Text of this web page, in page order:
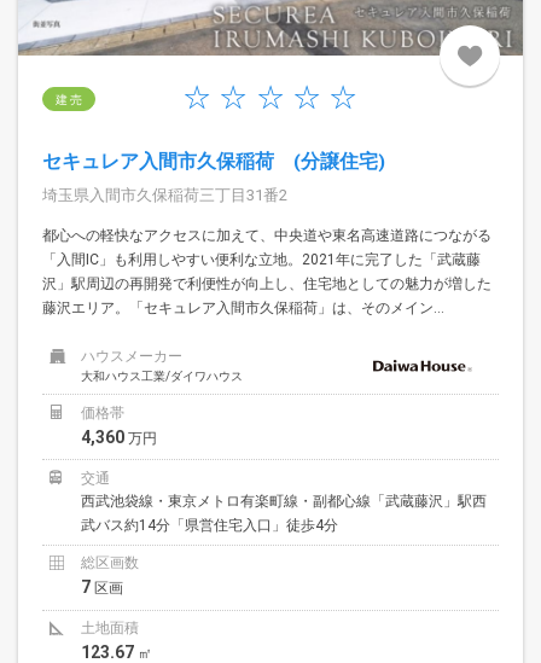
建 売
セキュレア入間市久保稲荷 (分譲住宅)
埼玉県入間市久保稲荷三丁目31番2
都心への軽快なアクセスに加えて、中央道や東名高速道路につながる
「入間IC」も利用しやすい便利な立地。2021年に完了した「武蔵藤
沢」駅周辺の再開発で利便性が向上し、住宅地としての魅力が増した
藤沢エリア。「セキュレア入間市久保稲荷」は、そのメイン...
ハウスメーカー
大和ハウス工業/ダイワハウス
価格帯
4,360 万円
交通
西武池袋線・東京メトロ有楽町線・副都心線「武蔵藤沢」駅西
武バス約14分「県営住宅入口」徒歩4分
総区画数
7 区画
土地面積
123.67 ㎡